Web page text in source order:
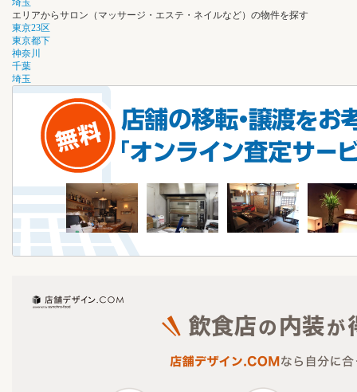
埼玉
エリアからサロン（マッサージ・エステ・ネイルなど）の物件を探す
東京23区
東京都下
神奈川
千葉
埼玉